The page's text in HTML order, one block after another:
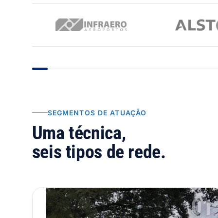
SEGMENTOS DE ATUAÇÃO
Uma técnica,
seis tipos de rede.
01